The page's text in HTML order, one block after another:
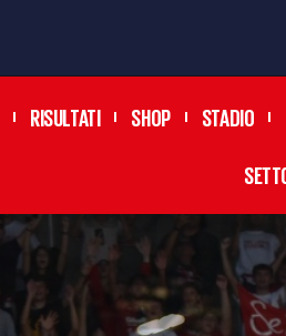
RISULTATI SHOP STADIO